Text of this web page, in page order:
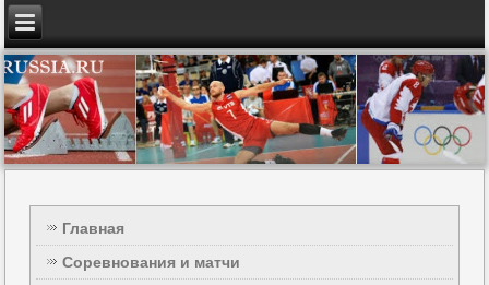
Главная
Соревнования и матчи